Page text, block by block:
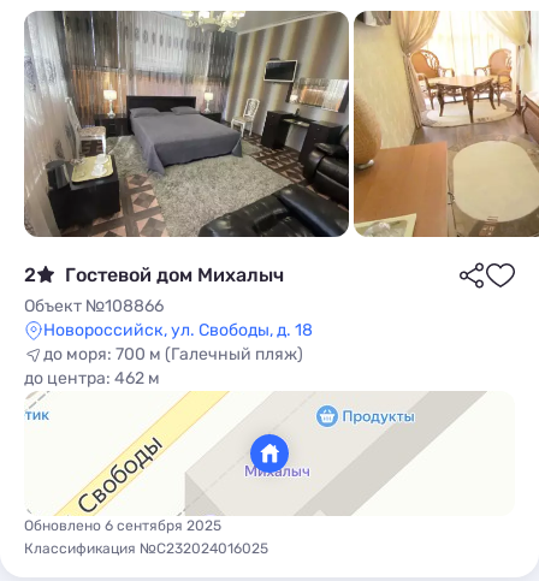
2 Гостевой дом Михалыч
Объект №108866
Новороссийск, ул. Свободы, д. 18
до моря: 700 м (Галечный пляж)
до центра: 462 м
Обновлено 6 сентября 2025
Классификация №С232024016025